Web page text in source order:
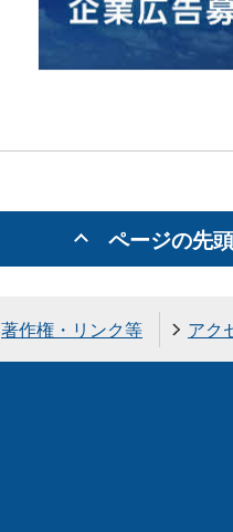
ページの先
著作権・リンク等 アク